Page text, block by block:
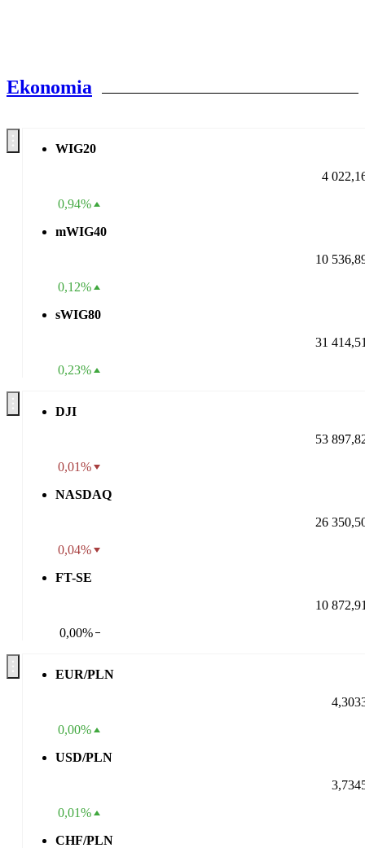
Ekonomia
WIG20
4
0,94%
mWIG40
10
0,12%
sWIG80
31
0,23%
DJI
53
0,01%
NASDAQ
26
0,04%
FT-SE
10
0,00%
EUR/PLN
0,00%
USD/PLN
0,01%
CHF/PLN